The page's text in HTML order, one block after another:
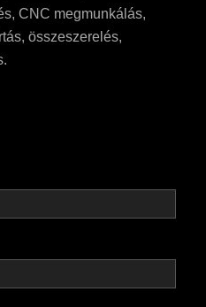
CNC megmunkálás,
összeszerelés,